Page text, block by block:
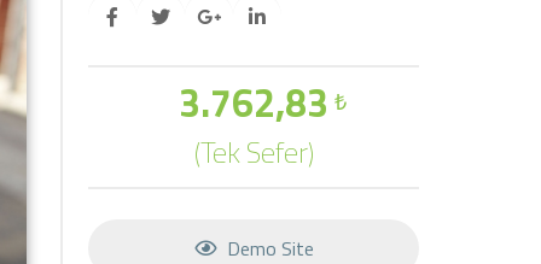
₺
3.762,83
(Tek Sefer)
Demo Site